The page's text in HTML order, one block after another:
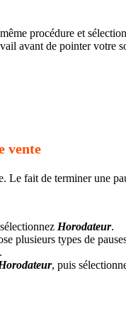
procédure et
avant de pointer votre
vente
Le fait de terminer une
Horodateur.
plusieurs types de
, puis